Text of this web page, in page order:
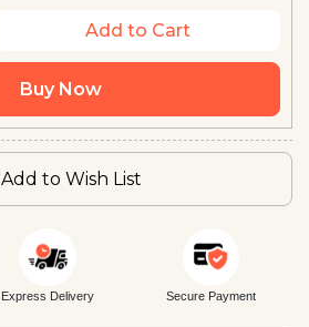
Add to Cart
Buy Now
Add to Wish List
Express Delivery Secure Payment